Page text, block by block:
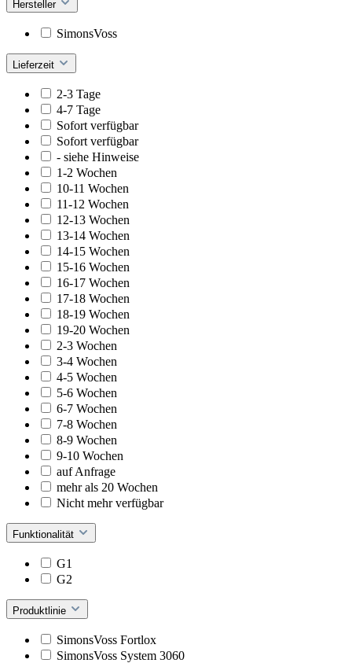
Hersteller
SimonsVoss
Lieferzeit
2-3 Tage
4-7 Tage
Sofort verfügbar
Sofort verfügbar
- siehe Hinweise
1-2 Wochen
10-11 Wochen
11-12 Wochen
12-13 Wochen
13-14 Wochen
14-15 Wochen
15-16 Wochen
16-17 Wochen
17-18 Wochen
18-19 Wochen
19-20 Wochen
2-3 Wochen
3-4 Wochen
4-5 Wochen
5-6 Wochen
6-7 Wochen
7-8 Wochen
8-9 Wochen
9-10 Wochen
auf Anfrage
mehr als 20 Wochen
Nicht mehr verfügbar
Funktionalität
G1
G2
Produktlinie
SimonsVoss Fortlox
SimonsVoss System 3060